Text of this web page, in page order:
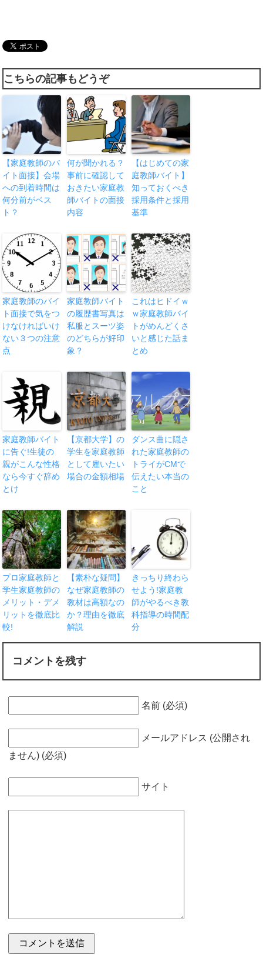
こちらの記事もどうぞ
【家庭教師のバ
イト面接】会場
への到着時間は
何分前がベス
ト？
何が聞かれる？
事前に確認して
おきたい家庭教
師バイトの面接
内容
【はじめての家
庭教師バイト】
知っておくべき
採用条件と採用
基準
家庭教師のバイ
ト面接で気をつ
けなければいけ
ない３つの注意
点
家庭教師バイト
の履歴書写真は
私服とスーツ姿
のどちらが好印
象？
これはヒドイｗ
ｗ家庭教師バイ
トがめんどくさ
いと感じた話ま
とめ
家庭教師バイト
に告ぐ!生徒の
親がこんな性格
なら今すぐ辞め
とけ
【京都大学】の
学生を家庭教師
として雇いたい
場合の金額相場
ダンス曲に隠さ
れた家庭教師の
トライがCMで
伝えたい本当の
こと
プロ家庭教師と
学生家庭教師の
メリット・デメ
リットを徹底比
較!
【素朴な疑問】
なぜ家庭教師の
教材は高額なの
か？理由を徹底
解説
きっちり終わら
せよう!家庭教
師がやるべき教
科指導の時間配
分
コメントを残す
名前 (必須)
メールアドレス (公開され
ません) (必須)
サイト